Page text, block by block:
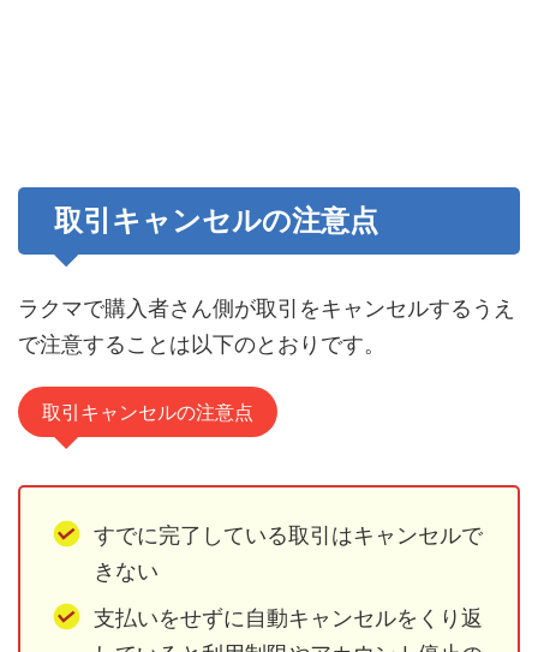
取引キャンセルの注意点
ラクマで購入者さん側が取引をキャンセルするうえ
で注意することは以下のとおりです。
取引キャンセルの注意点
すでに完了している取引はキャンセルで
きない
支払いをせずに自動キャンセルをくり返